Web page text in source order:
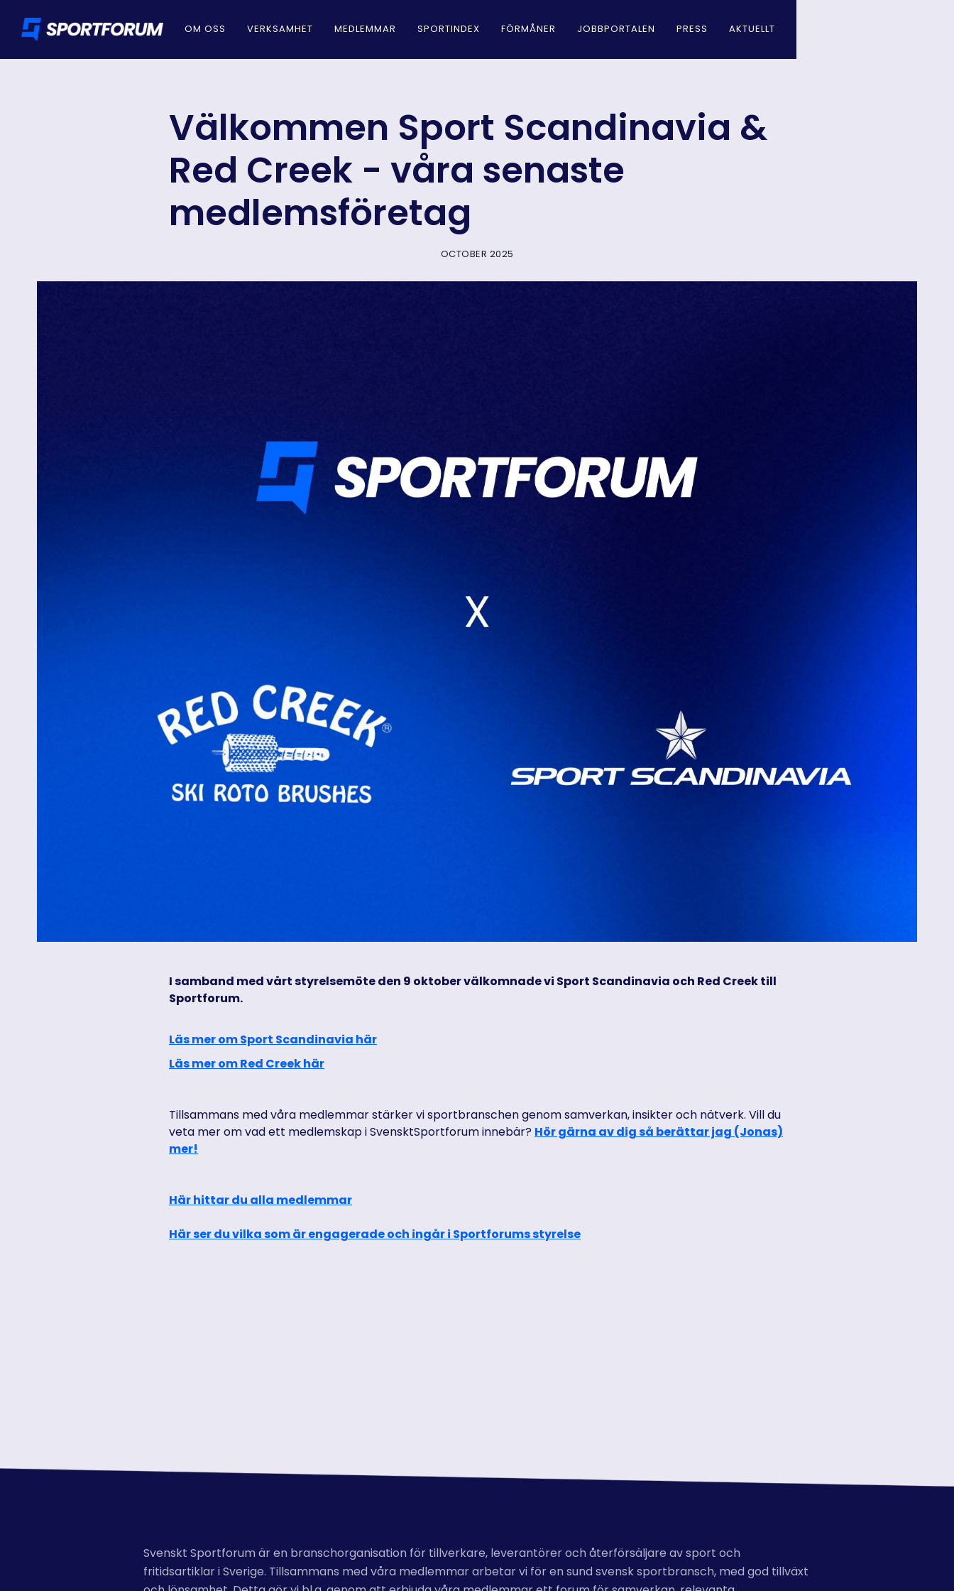
OM OSS VERKSAMHET MEDLEMMAR SPORTINDEX FÖRMÅNER JOBBPORTALEN PRESS AKTUELLT
Välkommen Sport Scandinavia &
Red Creek - våra senaste
medlemsföretag
OCTOBER 2025
I samband med vårt styrelsemöte den 9 oktober välkomnade vi Sport Scandinavia och Red Creek till
Sportforum.
Läs mer om Sport Scandinavia här
Läs mer om Red Creek här
Tillsammans med våra medlemmar stärker vi sportbranschen genom samverkan, insikter och nätverk. Vill du
veta mer om vad ett medlemskap i SvensktSportforum innebär? Hör gärna av dig så berättar jag (Jonas)
mer!
Här hittar du alla medlemmar
Här ser du vilka som är engagerade och ingår i Sportforums styrelse
Svenskt Sportforum är en branschorganisation för tillverkare, leverantörer och återförsäljare av sport och
fritidsartiklar i Sverige. Tillsammans med våra medlemmar arbetar vi för en sund svensk sportbransch, med god tillväxt